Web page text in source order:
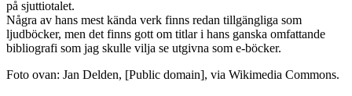
på sjuttiotalet.
Några av hans mest kända verk finns redan tillgängliga som
ljudböcker, men det finns gott om titlar i hans ganska omfattande
bibliografi som jag skulle vilja se utgivna som e-böcker.
Foto ovan: Jan Delden, [Public domain], via Wikimedia Commons.